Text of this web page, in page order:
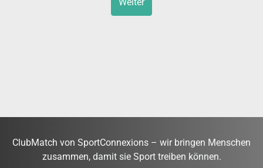
Weiter
ClubMatch von SportConnexions – wir bringen Menschen
zusammen, damit sie Sport treiben können.